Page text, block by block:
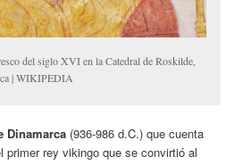
del siglo XVI en la Catedral de Roskilde,
| WIKIPEDIA
Dinamarca (936-986 d.C.) que cuenta
primer rey vikingo que se convirtió al